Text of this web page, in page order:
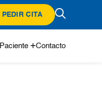
PEDIR CITA
Paciente Contacto